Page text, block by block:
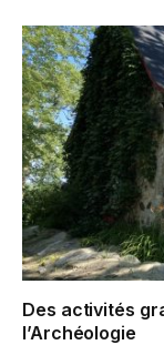
Des activités
l’Archéologie